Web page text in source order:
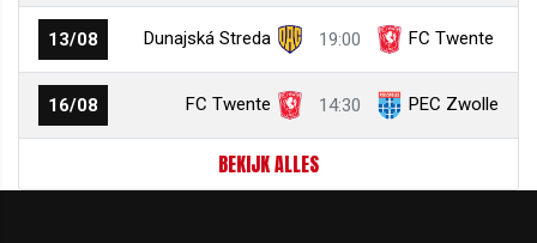
13/08 Dunajská Streda 19:00 FC Twente
16/08 FC Twente 14:30 PEC Zwolle
BEKIJK ALLES